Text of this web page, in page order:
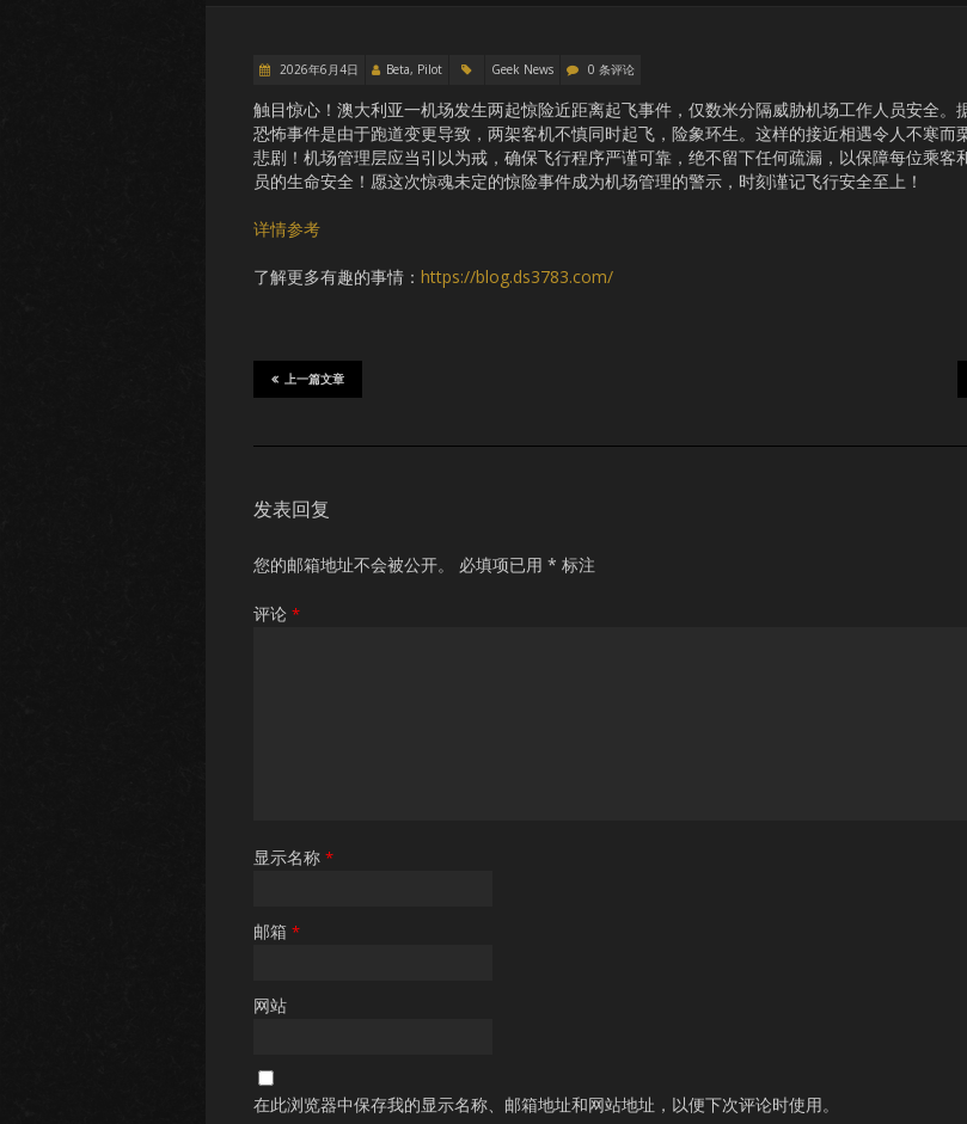
2026年6月4日 Beta, Pilot Geek News 0 条评论
触目惊心！澳大利亚一机场发生两起惊险近距离起飞事件，仅数米分隔威胁机场工作人员安全。
恐怖事件是由于跑道变更导致，两架客机不慎同时起飞，险象环生。这样的接近相遇令人不寒而
悲剧！机场管理层应当引以为戒，确保飞行程序严谨可靠，绝不留下任何疏漏，以保障每位乘客
员的生命安全！愿这次惊魂未定的惊险事件成为机场管理的警示，时刻谨记飞行安全至上！
详情参考
了解更多有趣的事情： https://blog.ds3783.com/
上一篇文章
发表回复
您的邮箱地址不会被公开。 必填项已用 * 标注
评论 *
显示名称 *
邮箱 *
网站
在此浏览器中保存我的显示名称、邮箱地址和网站地址，以便下次评论时使用。